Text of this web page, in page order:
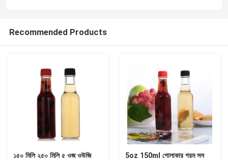
বাড়ি
Recommended Products
১৫০ মিলি ২৫০ মিলি ৫ ওজ ওউজি
5oz 150ml গোলাকার গরম সস